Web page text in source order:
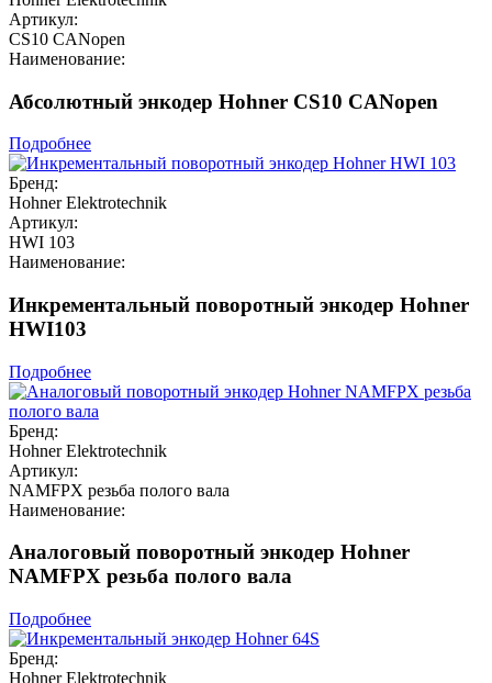
Артикул:
CS10 CANopen
Наименование:
Абсолютный энкодер Hohner CS10 CANopen
Подробнее
Бренд:
Hohner Elektrotechnik
Артикул:
HWI 103
Наименование:
Инкрементальный поворотный энкодер Hohner
HWI103
Подробнее
Бренд:
Hohner Elektrotechnik
Артикул:
NAMFPX резьба полого вала
Наименование:
Аналоговый поворотный энкодер Hohner
NAMFPX резьба полого вала
Подробнее
Бренд:
Hohner Elektrotechnik